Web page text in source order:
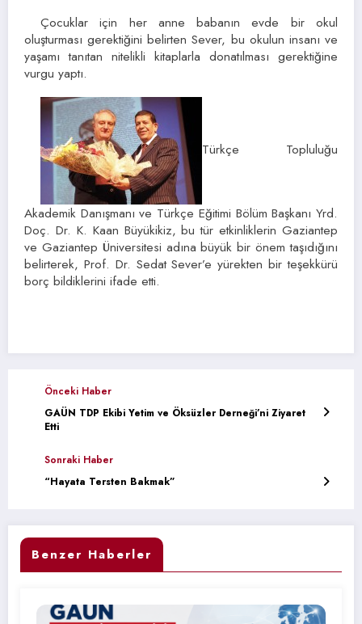
Çocuklar için her anne babanın evde bir okul
oluşturması gerektiğini belirten Sever, bu okulun insanı ve
yaşamı tanıtan nitelikli kitaplarla donatılması gerektiğine
vurgu yaptı.
Türkçe Topluluğu
Akademik Danışmanı ve Türkçe Eğitimi Bölüm Başkanı Yrd.
Doç. Dr. K. Kaan Büyükikiz, bu tür etkinliklerin Gaziantep
ve Gaziantep Üniversitesi adına büyük bir önem taşıdığını
belirterek, Prof. Dr. Sedat Sever’e yürekten bir teşekkürü
borç bildiklerini ifade etti.
Önceki Haber
GAÜN TDP Ekibi Yetim ve Öksüzler Derneği’ni Ziyaret
Etti
Sonraki Haber
“Hayata Tersten Bakmak”
Benzer Haberler